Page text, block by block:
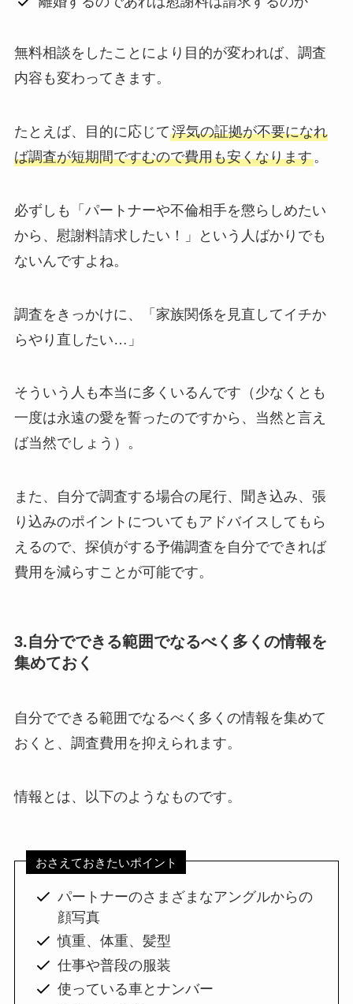
無料相談をしたことにより目的が変われば、調査
内容も変わってきます。
たとえば、目的に応じて浮気の証拠が不要になれ
ば調査が短期間ですむので費用も安くなります。
必ずしも「パートナーや不倫相手を懲らしめたい
から、慰謝料請求したい！」という人ばかりでも
ないんですよね。
調査をきっかけに、「家族関係を見直してイチか
らやり直したい…」
そういう人も本当に多くいるんです（少なくとも
一度は永遠の愛を誓ったのですから、当然と言え
ば当然でしょう）。
また、自分で調査する場合の尾行、聞き込み、張
り込みのポイントについてもアドバイスしてもら
えるので、探偵がする予備調査を自分でできれば
費用を減らすことが可能です。
3.自分でできる範囲でなるべく多くの情報を
集めておく
自分でできる範囲でなるべく多くの情報を集めて
おくと、調査費用を抑えられます。
情報とは、以下のようなものです。
おさえておきたいポイント
パートナーのさまざまなアングルからの
顔写真
慎重、体重、髪型
仕事や普段の服装
使っている車とナンバー